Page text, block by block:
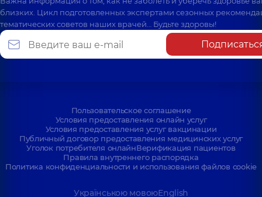
близких. Цикл подготовленных экспертами сезонных
тематических советов наших врачей… Будьте здоровы!
Пользовательское соглашение
Условия предоставления онлайн услуг
Условия предоставления услуг вакцинации
Публичный договор предоставления медицинских услуг
Уголок потребителя онлайнВерификация пациентов
Правила внутреннего распорядка
Политика конфиденциальности и использования файлов cookie
Українською мовоюEnglish